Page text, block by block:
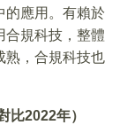
的應用。有賴於
合規科技，整體
熟，合規科技也
比2022年）